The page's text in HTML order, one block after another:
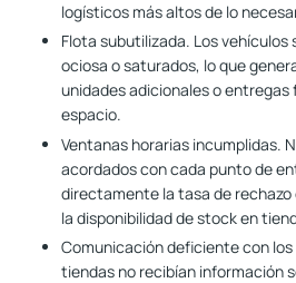
logísticos más altos de lo
Flota subutilizada. Los vehículos
ociosa o saturados, lo que
unidades adicionales o entregas
espacio.
Ventanas horarias incumplidas.
acordados con cada punto de
directamente la tasa de
la disponibilidad de stock en
Comunicación deficiente con
tiendas no recibían información